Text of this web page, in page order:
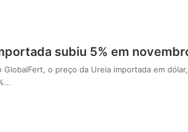
subiu 5% em
o preço da Ureia importada em